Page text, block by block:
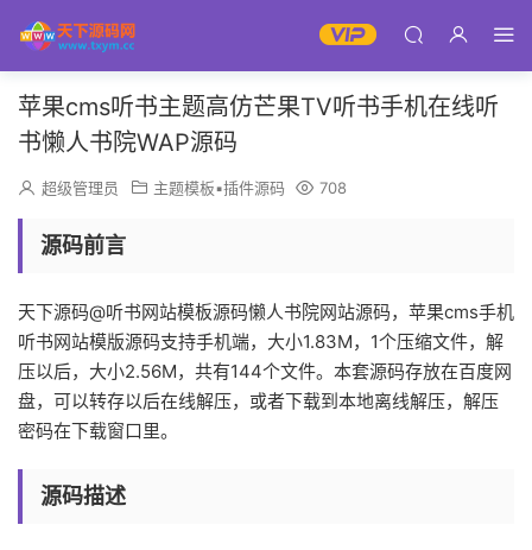
苹果cms听书主题高仿芒果TV听书手机在线听
书懒人书院WAP源码
超级管理员 主题模板▪插件源码 708
源码前言
天下源码@听书网站模板源码懒人书院网站源码，苹果cms手机
听书网站模版源码支持手机端，大小1.83M，1个压缩文件，解
压以后，大小2.56M，共有144个文件。本套源码存放在百度网
盘，可以转存以后在线解压，或者下载到本地离线解压，解压
密码在下载窗口里。
源码描述